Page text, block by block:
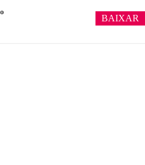
BAIXAR